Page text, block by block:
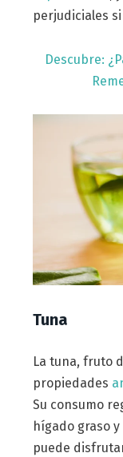
perjudiciales
Descubre:
Tuna
La tuna, fruto
propiedades
Su consumo
hígado graso
puede